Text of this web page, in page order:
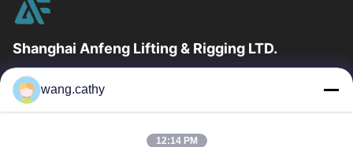
Shanghai Anfeng Lifting & Rigging LTD.
उद्योग में 20 वर्षों के अनुभव के साथ, हम अपने ग्राहकों को प्रीमियम लिफ्टिंग और
हेराफेरी उत्पादों और कस्टम-डिज़ाइन किए गए लिफ्टिंग समाधान प्रदान...
त्वरित लिंक
wang.cathy
12:14 PM